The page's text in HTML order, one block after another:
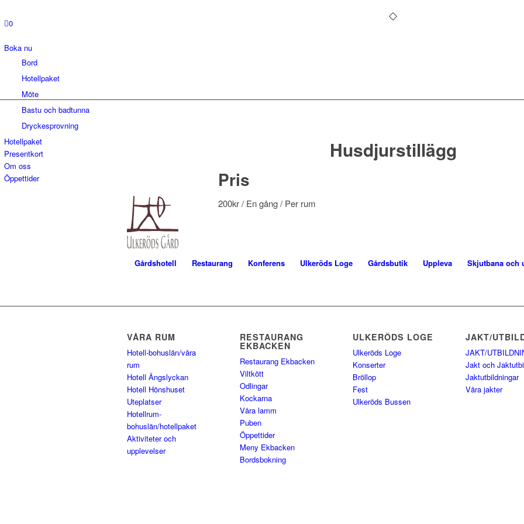
0
Boka nu
Bord
Hotellpaket
Möte
Bastu och badtunna
Dryckesprovning
Hotellpaket
Presentkort
Om oss
Öppettider
Gårdshotell Restaurang Konferens Ulkeröds Loge Gårdsbutik Uppleva Skjutbana och
Husdjurstillägg
Pris
200kr/ En gång/ Per rum
VÅRA RUM
Hotell-bohuslän/våra
rum
Hotell Ängslyckan
Hotell Hönshuset
Uteplatser
Hotellrum-
bohuslän/hotellpaket
Aktiviteter och
upplevelser
RESTAURANG
EKBACKEN
Restaurang Ekbacken
Viltkött
Odlingar
Kockarna
Våra lamm
Puben
Öppettider
Meny Ekbacken
Bordsbokning
ULKERÖDS LOGE
Ulkeröds Loge
Konserter
Bröllop
Fest
Ulkeröds Bussen
JAKT/
JAKT/
Jakt och
Jaktutbildningar
Våra jakter